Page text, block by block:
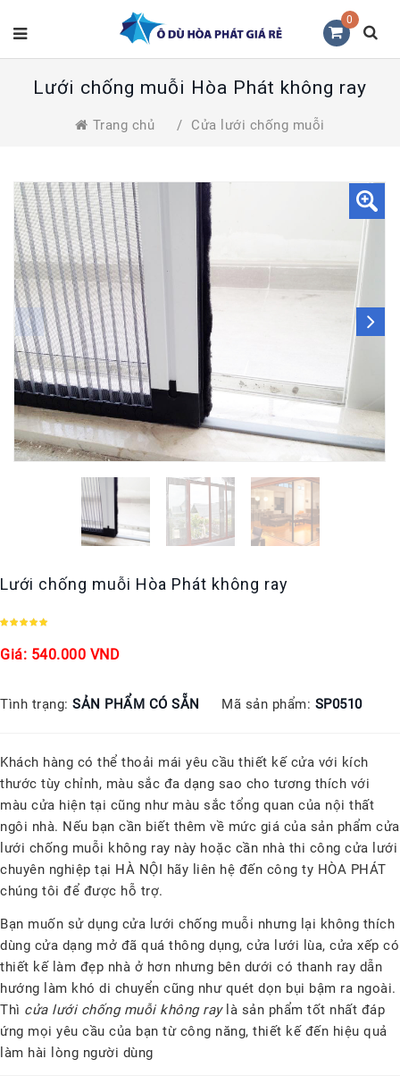
0
Lưới chống muỗi Hòa Phát không ray
Trang chủ / Cửa lưới chống muỗi
Lưới chống muỗi Hòa Phát không ray
Giá: 540.000 VND
Tình trạng: SẢN PHẨM CÓ SẴN Mã sản phẩm: SP0510
Khách hàng có thể thoải mái yêu cầu thiết kế cửa với kích
thước tùy chỉnh, màu sắc đa dạng sao cho tương thích với
màu cửa hiện tại cũng như màu sắc tổng quan của nội thất
ngôi nhà. Nếu bạn cần biết thêm về mức giá của sản phẩm cửa
lưới chống muỗi không ray này hoặc cần nhà thi công cửa lưới
chuyên nghiệp tại HÀ NỘI hãy liên hệ đến công ty HÒA PHÁT
chúng tôi để được hỗ trợ.
Bạn muốn sử dụng cửa lưới chống muỗi nhưng lại không thích
dùng cửa dạng mở đã quá thông dụng, cửa lưới lùa, cửa xếp có
thiết kế làm đẹp nhà ở hơn nhưng bên dưới có thanh ray dẫn
hướng làm khó di chuyển cũng như quét dọn bụi bậm ra ngoài.
Thì cửa lưới chống muỗi không raylà sản phẩm tốt nhất đáp
ứng mọi yêu cầu của bạn từ công năng, thiết kế đến hiệu quả
làm hài lòng người dùng